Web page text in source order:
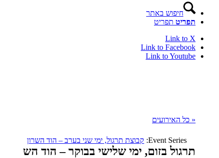
חיפוש באתר
תפריט תפריט
Link to X
Link to Facebook
Link to Youtube
« כל האירועים
Event Series: קבוצת תרגול, ימי שני בערב – הוד השרון
תרגול בזום, ימי שלישי בבוקר – הוד השרון